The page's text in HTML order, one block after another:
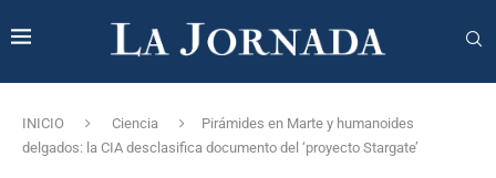
INICIO Ciencia
Pirámides en Marte y humanoides
delgados: la CIA desclasifica documento del ‘proyecto Stargate’